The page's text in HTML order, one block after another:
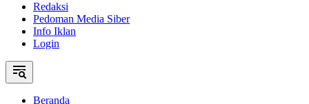
Redaksi
Pedoman Media Siber
Info Iklan
Login
Beranda